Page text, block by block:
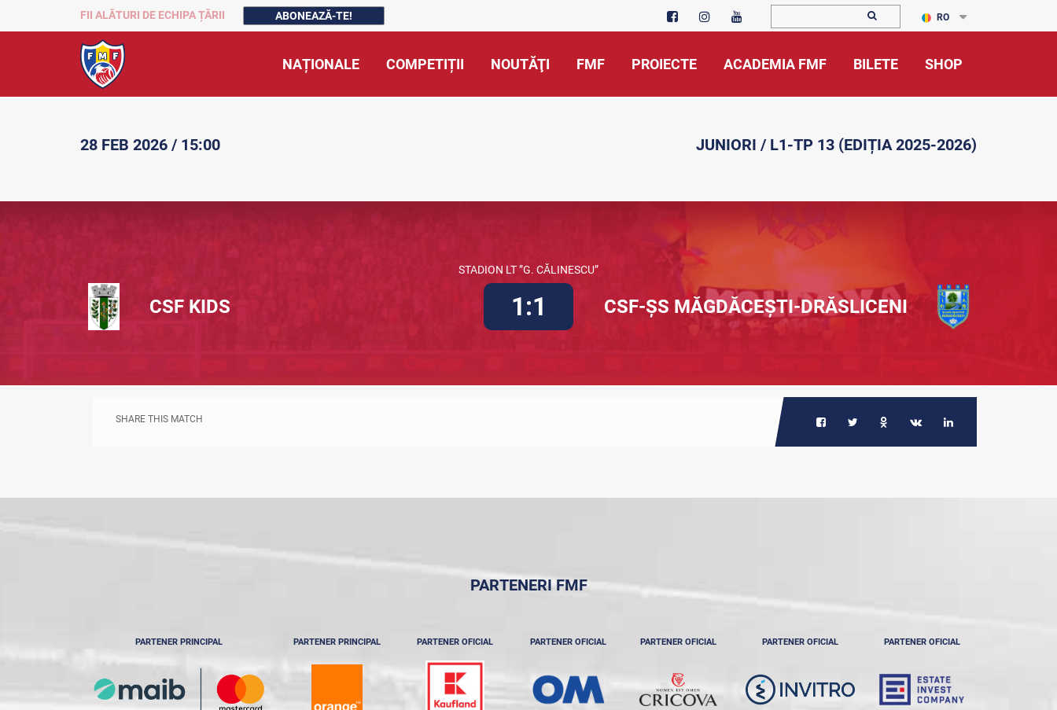
FII ALĂTURI DE ECHIPA ȚĂRII ABONEAZĂ-TE! RO
NAȚIONALE COMPETIȚII NOUTĂŢI FMF PROIECTE ACADEMIA FMF BILETE SHOP
28 FEB 2026 / 15:00 JUNIORI / L1-TP 13 (EDIȚIA 2025-2026)
STADION LT ”G. CĂLINESCU”
CSF KIDS 1:1 CSF-ȘS MĂGDĂCEȘTI-DRĂSLICENI
SHARE THIS MATCH
PARTENERI FMF
PARTENER PRINCIPAL PARTENER PRINCIPAL PARTENER OFICIAL PARTENER OFICIAL PARTENER OFICIAL PARTENER OFICIAL PARTENER OFICIAL